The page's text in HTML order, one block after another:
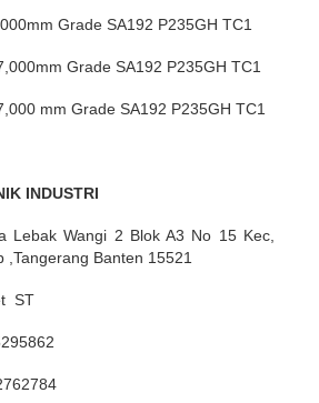
Grade SA192 P235GH TC1
Grade SA192 P235GH TC1
mm Grade SA192 P235GH TC1
INDUSTRI
Lebak Wangi 2 Blok A3 No 15 Kec,
,Tangerang Banten 15521
ST